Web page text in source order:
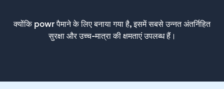
क्योंकि powr पैमाने के लिए बनाया गया है, इसमें सबसे उन्नत अंतर्निहित
सुरक्षा और उच्च-मात्रा की क्षमताएं उपलब्ध हैं।